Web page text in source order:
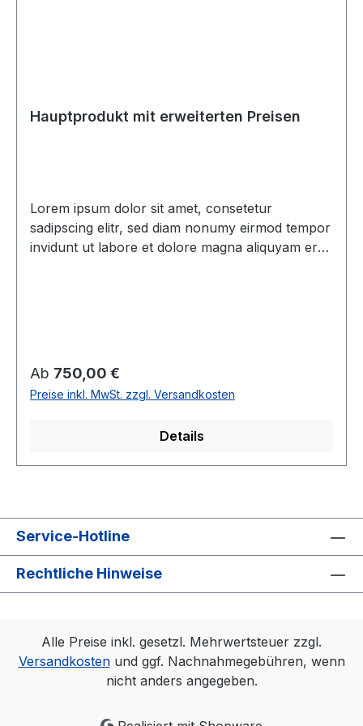
Hauptprodukt mit erweiterten Preisen
Lorem ipsum dolor sit amet, consetetur
sadipscing elitr, sed diam nonumy eirmod tempor
invidunt ut labore et dolore magna aliquyam erat,
eirmod tempor invidunt ut labore et dolore
magna aliquyam erat, sed diam voluptua. At vero
eos et accusam et justo duo dolores et ea
takimata sanctus est Lorem ipsum dolor sit amet.
Regulärer Preis:
Ab 750,00 €
Preise inkl. MwSt. zzgl. Versandkosten
Details
Service-Hotline
Rechtliche Hinweise
Alle Preise inkl. gesetzl. Mehrwertsteuer zzgl.
Versandkostenund ggf. Nachnahmegebühren, wenn
nicht anders angegeben.